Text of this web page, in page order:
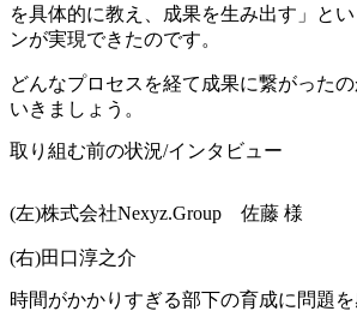
を具体的に教え、成果を生み出す」と
ンが実現できたのです。
どんなプロセスを経て成果に繋がった
いきましょう。
取り組む前の状況/インタビュー
(左)株式会社Nexyz.Group 佐藤 様
(右)田口淳之介
時間がかかりすぎる部下の育成に問題